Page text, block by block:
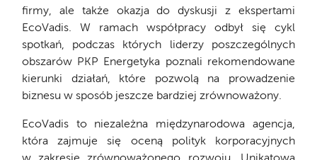
firmy, ale także okazja do dyskusji z ekspertami
EcoVadis. W ramach współpracy odbył się cykl
spotkań, podczas których liderzy poszczególnych
obszarów PKP Energetyka poznali rekomendowane
kierunki działań, które pozwolą na prowadzenie
biznesu w sposób jeszcze bardziej zrównoważony.
EcoVadis to niezależna międzynarodowa agencja,
która zajmuje się oceną polityk korporacyjnych
w zakresie zrównoważonego rozwoju. Unikatowa